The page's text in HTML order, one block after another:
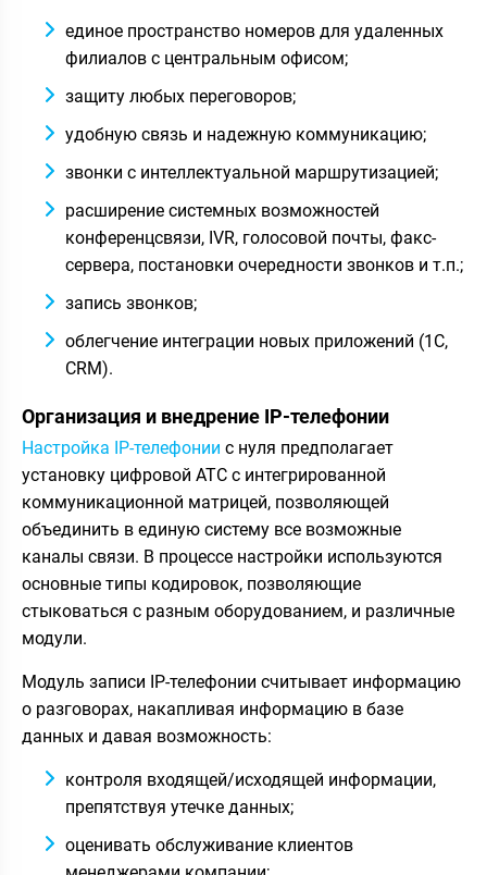
единое пространство номеров для удаленных
филиалов с центральным офисом;
защиту любых переговоров;
удобную связь и надежную коммуникацию;
звонки с интеллектуальной маршрутизацией;
расширение системных возможностей
конференцсвязи, IVR, голосовой почты, факс-
сервера, постановки очередности звонков и т.п.;
запись звонков;
облегчение интеграции новых приложений (1С,
CRM).
Организация и внедрение IP-телефонии
Настройка IP-телефонии с нуля предполагает
установку цифровой АТС с интегрированной
коммуникационной матрицей, позволяющей
объединить в единую систему все возможные
каналы связи. В процессе настройки используются
основные типы кодировок, позволяющие
стыковаться с разным оборудованием, и различные
модули.
Модуль записи IP-телефонии считывает информацию
о разговорах, накапливая информацию в базе
данных и давая возможность:
контроля входящей/исходящей информации,
препятствуя утечке данных;
оценивать обслуживание клиентов